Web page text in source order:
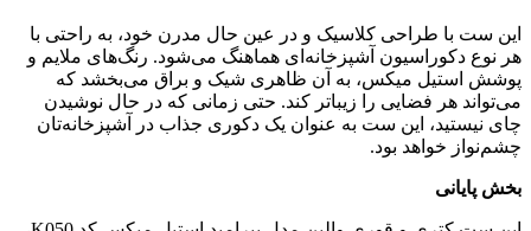
این ست با طراحی کلاسیک و در عین حال مدرن خود، به راحتی با
هر نوع دکوراسیون آشپزخانه‌ای هماهنگ می‌شود. رنگ‌های ملایم و
پوشش استیل میکس، به آن ظاهری شیک و براق می‌بخشد که
می‌تواند هر فضایی را زیباتر کند. حتی زمانی که در حال نوشیدن
چای نیستید، این ست به عنوان یک دکوری جذاب در آشپزخانه‌تان
چشم‌نواز خواهد بود.
بخش پایانی